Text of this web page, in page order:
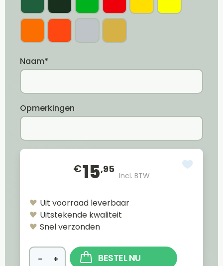
Naam*
Opmerkingen
€15,95
Incl. BTW
Uit voorraad leverbaar
Uitstekende kwaliteit
Snel verzonden
− + BESTEL NU